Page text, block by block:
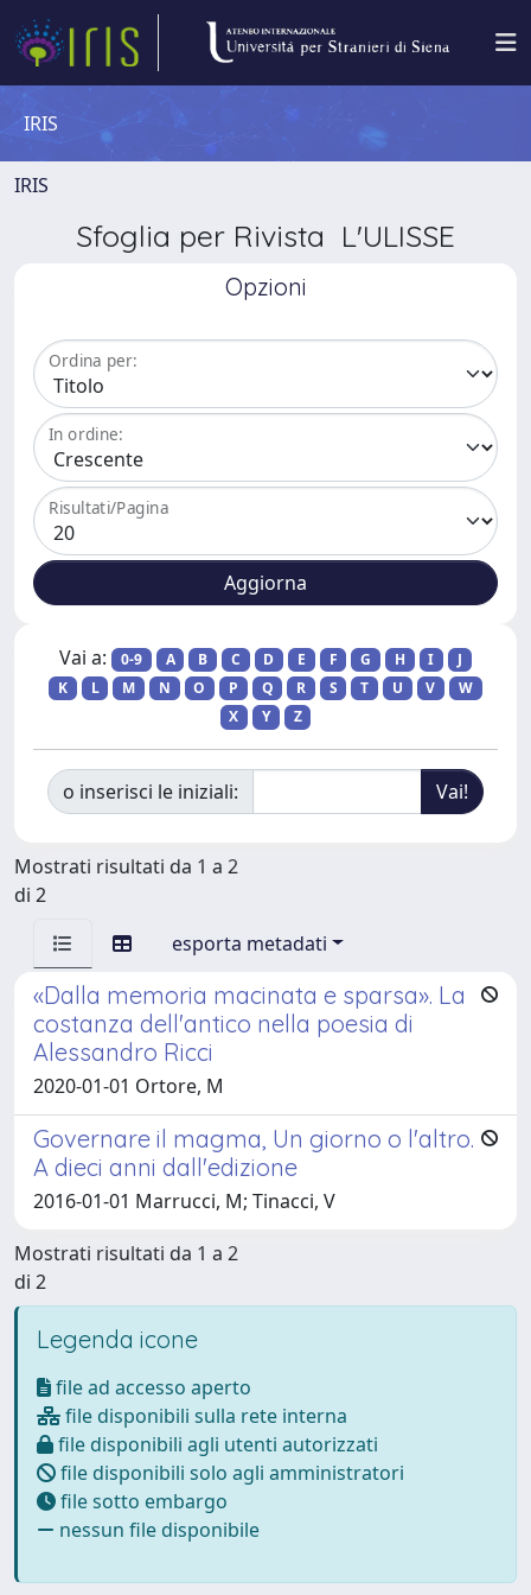
IRIS
IRIS
Sfoglia per Rivista L'ULISSE
Opzioni
Ordina per:
In ordine:
Risultati/Pagina
Vai a: 0-9 A B C D E F G H I
J
K
L M N O P Q R S T U V
W
X
Y Z
o inserisci le iniziali:
Mostrati risultati da 1 a 2
di 2
esporta metadati
«Dalla memoria macinata e sparsa». La
costanza dell'antico nella poesia di
Alessandro Ricci
2020-01-01 Ortore, M
Governare il magma, Un giorno o l'altro.
A dieci anni dall'edizione
2016-01-01 Marrucci, M; Tinacci, V
Mostrati risultati da 1 a 2
di 2
Legenda icone
file ad accesso aperto
file disponibili sulla rete interna
file disponibili agli utenti autorizzati
file disponibili solo agli amministratori
file sotto embargo
nessun file disponibile